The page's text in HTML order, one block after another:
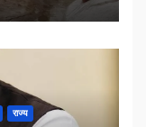
राज्य